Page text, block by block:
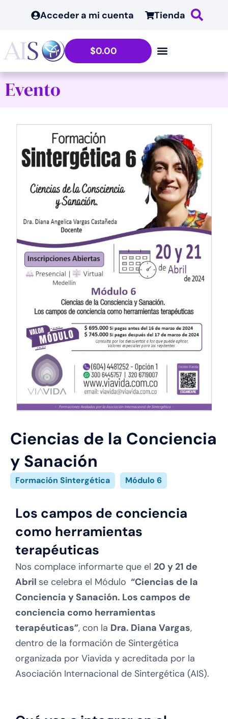
Acceder a mi cuenta Tienda
$0.00
Evento
Ciencias de la Conciencia
y Sanación
Formación Sintergética Módulo 6
Los campos de conciencia
como herramientas
terapéuticas
Nos complace informarte que el 20 y 21 de
Abril se celebra el Módulo “Ciencias de la
Conciencia y Sanación. Los campos de
conciencia como herramientas
terapéuticas”, con la Dra. Diana Vargas,
dentro de la formación de Sintergética
organizada por Viavida y acreditada por la
Asociación Internacional de Sintergética (AIS).